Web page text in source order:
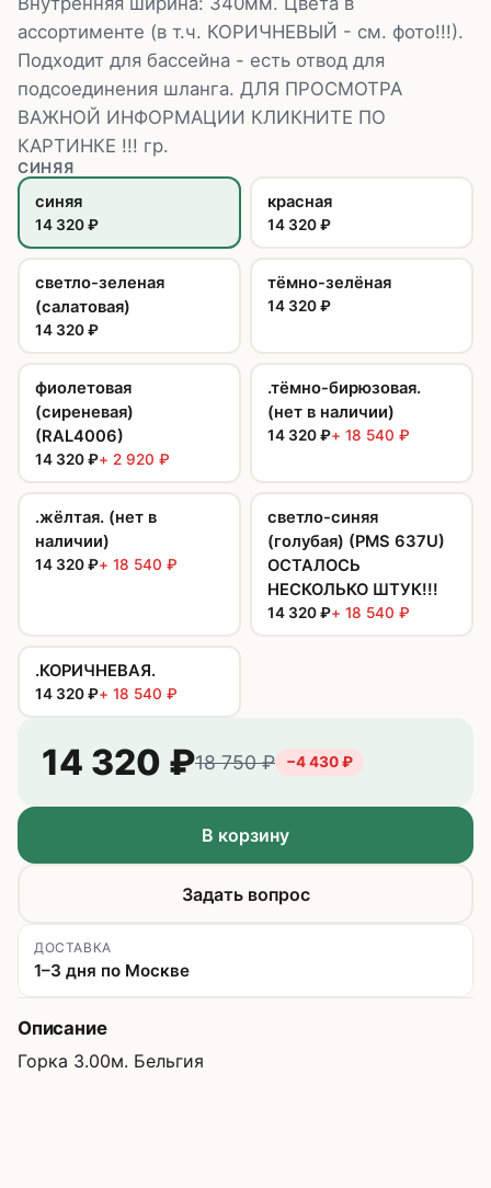
ассортименте (в т.ч. КОРИЧНЕВЫЙ - см. фото!!!).
Подходит для бассейна - есть отвод для
подсоединения шланга. ДЛЯ ПРОСМОТРА
ВАЖНОЙ ИНФОРМАЦИИ КЛИКНИТЕ ПО
КАРТИНКЕ !!! гр.
СИНЯЯ
синяя
14 320₽
красная
14 320₽
светло-зеленая
(салатовая)
14 320₽
тёмно-зелёная
14 320₽
фиолетовая
(сиреневая)
(RAL4006)
14 320₽+ 2 920 ₽
.тёмно-бирюзовая.
(нет в наличии)
14 320₽+ 18 540 ₽
.жёлтая. (нет в
наличии)
14 320₽+ 18 540 ₽
светло-синяя
(голубая) (PMS 637U)
ОСТАЛОСЬ
НЕСКОЛЬКО ШТУК!!!
14 320₽+ 18 540 ₽
.КОРИЧНЕВАЯ.
14 320₽+ 18 540 ₽
14 320 ₽18 750₽ −4 430₽
В корзину
Задать вопрос
ДОСТАВКА
1–3 дня по Москве
Описание
Горка 3.00м. Бельгия